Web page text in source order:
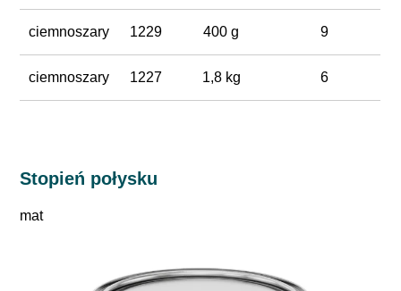
ciemnoszary 1229 400 g 9
ciemnoszary 1227 1,8 kg 6
Stopień połysku
mat